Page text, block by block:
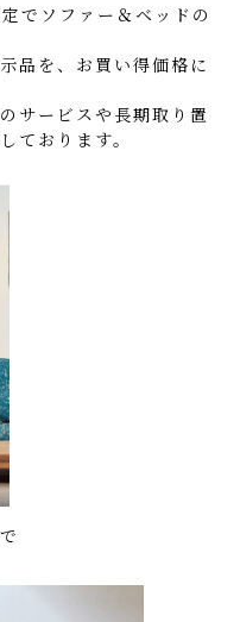
でソファー＆ベッドの
品を、お買い得価格に
サービスや長期取り置
ております。